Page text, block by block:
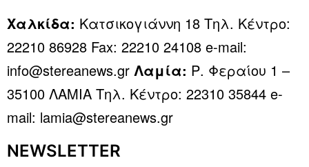
Χαλκίδα: Κατσικογιάννη 18 Τηλ. Κέντρο:
22210 86928 Fax: 22210 24108 e-mail:
info@stereanews.gr Λαμία: Ρ. Φεραίου 1 –
35100 ΛΑΜΙΑ Τηλ. Κέντρο: 22310 35844 e-
mail: lamia@stereanews.gr
NEWSLETTER